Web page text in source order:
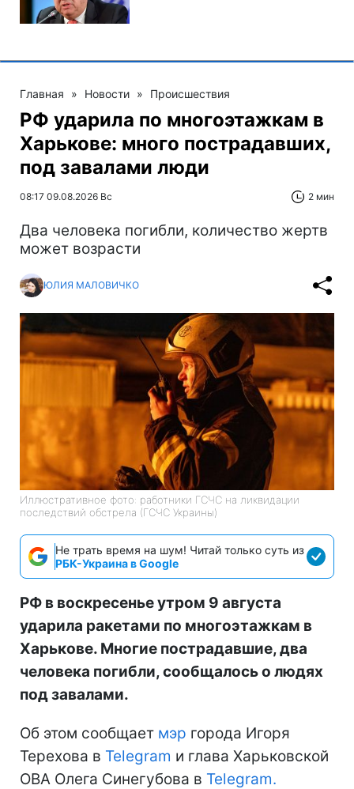
Главная » Новости » Происшествия
РФ ударила по многоэтажкам в
Харькове: много пострадавших,
под завалами люди
08:17 09.08.2026 Вс 2 мин
Два человека погибли, количество жертв
может возрасти
ЮЛИЯ МАЛОВИЧКО
Иллюстративное фото: работники ГСЧС на ликвидации
последствий обстрела (ГСЧС Украины)
Не трать время на шум! Читай только суть из
РБК-Украина в Google
РФ в воскресенье утром 9 августа
ударила ракетами по многоэтажкам в
Харькове. Многие пострадавшие, два
человека погибли, сообщалось о людях
под завалами.
Об этом сообщает мэр города Игоря
Терехова в Telegram и глава Харьковской
ОВА Олега Синегубова в Telegram.